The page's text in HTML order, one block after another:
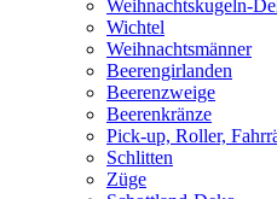
Weihnachtskugeln-
Wichtel
Weihnachtsmänner
Beerengirlanden
Beerenzweige
Beerenkränze
Pick-up, Roller,
Schlitten
Züge